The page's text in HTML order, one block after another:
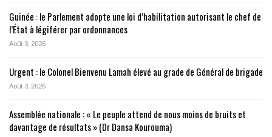
Guinée : le Parlement adopte une loi d’habilitation autorisant le chef de
l’État à légiférer par ordonnances
Août 3, 2026
Urgent : le Colonel Bienvenu Lamah élevé au grade de Général de brigade
Août 3, 2026
Assemblée nationale : « Le peuple attend de nous moins de bruits et
davantage de résultats » (Dr Dansa Kourouma)